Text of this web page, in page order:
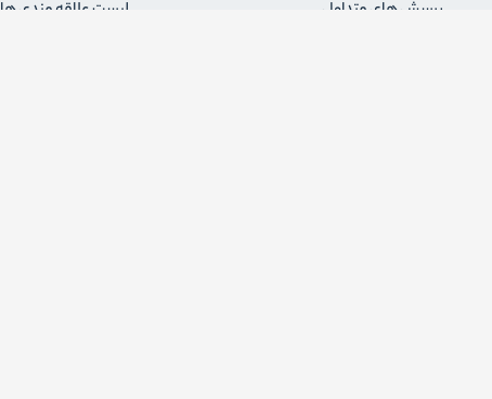
پرسش های متداول
لیست علاقه مندی ها